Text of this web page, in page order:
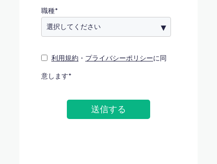
職種*
利用規約 ・ プライバシーポリシーに同
意します*